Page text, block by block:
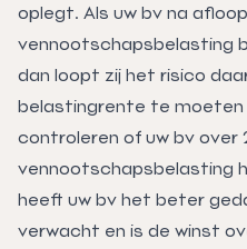
oplegt. Als uw bv na
vennootschapsbelasting
dan loopt zij het risico
belastingrente te
controleren of uw bv over
vennootschapsbelasting
heeft uw bv het beter
verwacht en is de winst